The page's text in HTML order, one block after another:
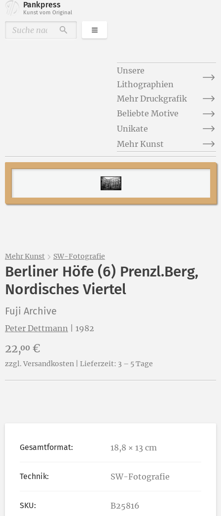
Pankpress
Kunst vom Original
DurchsuchenKategorien
Unsere
Lithographien
Mehr Druckgrafik
Beliebte Motive
Unikate
Mehr Kunst
Mehr Kunst SW-Fotografie
Berliner Höfe (6) Prenzl.Berg,
Nordisches Viertel
Fuji Archive
Peter Dettmann 1982
Preis:
22,00 €
zzgl. Versandkosten | Lieferzeit: 3 – 5 Tage
Gesamtformat: 18,8 × 13 cm
Technik: SW-Fotografie
SKU: B25816